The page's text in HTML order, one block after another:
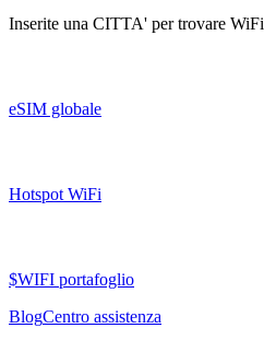
Inserite una CITTA' per trovare WiFi
eSIM globale
Hotspot WiFi
$WIFI portafoglio
BlogCentro assistenza